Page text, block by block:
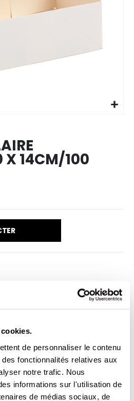
de personnaliser le contenu
fonctionnalités relatives aux
notre trafic. Nous
informations sur l'utilisation de
de médias sociaux, de
X 14CM/100
couvercle. Idéal pour emballer
vos petits fours.